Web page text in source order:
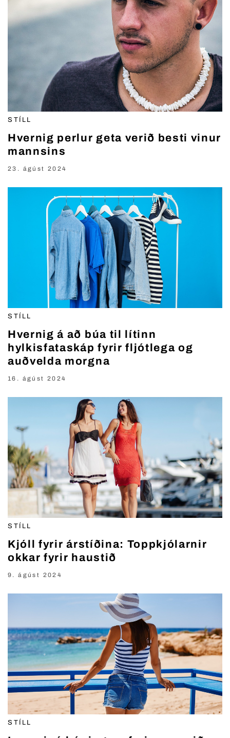
STÍLL
Hvernig perlur geta verið besti vinur
mannsins
23. ágúst 2024
STÍLL
Hvernig á að búa til lítinn
hylkisfataskáp fyrir fljótlega og
auðvelda morgna
16. ágúst 2024
STÍLL
Kjóll fyrir árstíðina: Toppkjólarnir
okkar fyrir haustið
9. ágúst 2024
STÍLL